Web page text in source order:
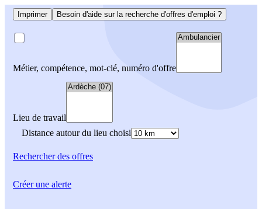
Imprimer Besoin d'aide sur la recherche d'offres d'emploi ?
Métier, compétence, mot-clé, numéro d'offre
Lieu de travail
Distance autour du lieu choisi
Rechercherdes offres
Créer une alerte